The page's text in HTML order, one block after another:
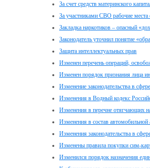
За счет средств материнского
За участниками СВО рабочие места
Закладка наркотиков – опасный
Законодатель уточнил понятие
Защита интеллектуальных прав
Изменен перечень операций,
Изменен порядок признания лица
Изменение законодательства в
Изменения в Водный кодекс
Изменения в перечне отягчающих
Изменения в состав автомобильной
Изменения законодательства в
Изменены правила покупки сим-
Изменился порядок назначения